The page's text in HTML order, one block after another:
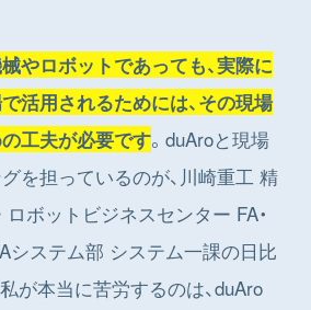
やロボットであっても、実際に
活用されるためには、その現場
工夫が必要です。duAroと現場
を担っているのが、川崎重工 精
ボットビジネスセンター FA・
システム部 システム一課の日比
が本当に苦労するのは、duAro